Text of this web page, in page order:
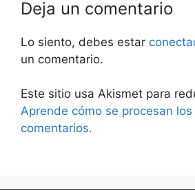
Deja un comentario
Lo siento, debes estar
un comentario.
Este sitio usa Akismet para
Aprende cómo se procesan
comentarios.